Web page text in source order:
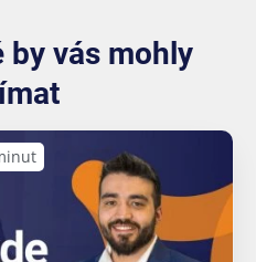
by vás mohly